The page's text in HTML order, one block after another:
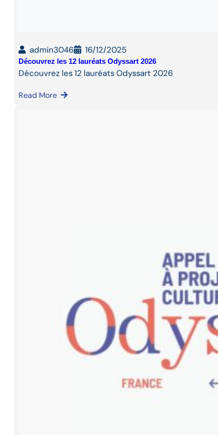
admin3046 16/12/2025
Découvrez les 12 lauréats Odyssart 2026
Découvrez les 12 lauréats Odyssart 2026
Read More